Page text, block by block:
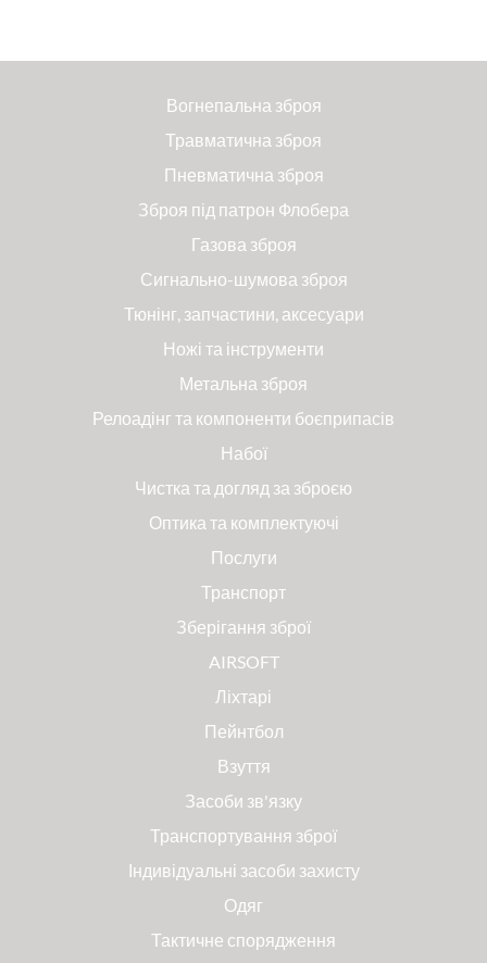
Вогнепальна зброя
Травматична зброя
Пневматична зброя
Зброя під патрон Флобера
Газова зброя
Сигнально-шумова зброя
Тюнінг, запчастини, аксесуари
Ножі та інструменти
Метальна зброя
Релоадінг та компоненти боєприпасів
Набої
Чистка та догляд за зброєю
Оптика та комплектуючі
Послуги
Транспорт
Зберігання зброї
AIRSOFT
Ліхтарі
Пейнтбол
Взуття
Засоби зв'язку
Транспортування зброї
Індивідуальні засоби захисту
Одяг
Тактичне спорядження